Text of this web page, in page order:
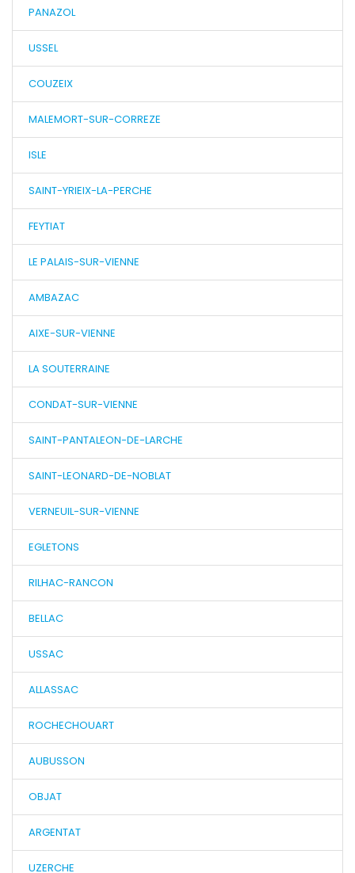
PANAZOL
USSEL
COUZEIX
MALEMORT-SUR-CORREZE
ISLE
SAINT-YRIEIX-LA-PERCHE
FEYTIAT
LE PALAIS-SUR-VIENNE
AMBAZAC
AIXE-SUR-VIENNE
LA SOUTERRAINE
CONDAT-SUR-VIENNE
SAINT-PANTALEON-DE-LARCHE
SAINT-LEONARD-DE-NOBLAT
VERNEUIL-SUR-VIENNE
EGLETONS
RILHAC-RANCON
BELLAC
USSAC
ALLASSAC
ROCHECHOUART
AUBUSSON
OBJAT
ARGENTAT
UZERCHE